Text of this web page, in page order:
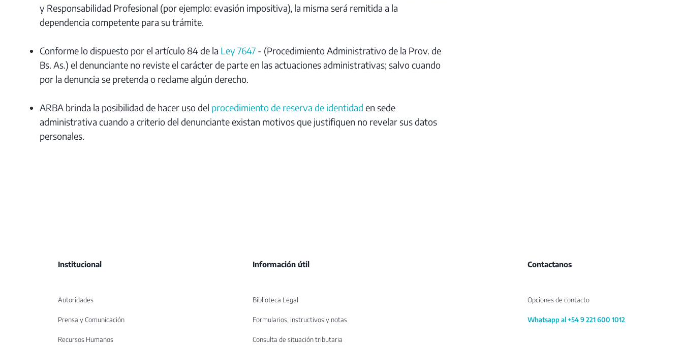
y Responsabilidad Profesional (por ejemplo: evasión impositiva), la misma será remitida a la
dependencia competente para su trámite.
Conforme lo dispuesto por el artículo 84 de la Ley 7647 - (Procedimiento Administrativo de la Prov. de
Bs. As.) el denunciante no reviste el carácter de parte en las actuaciones administrativas; salvo cuando
por la denuncia se pretenda o reclame algún derecho.
ARBA brinda la posibilidad de hacer uso del procedimiento de reserva de identidad en sede
administrativa cuando a criterio del denunciante existan motivos que justifiquen no revelar sus datos
personales.
Institucional
Autoridades
Prensa y Comunicación
Recursos Humanos
Información útil
Biblioteca Legal
Formularios, instructivos y notas
Consulta de situación tributaria
Contactanos
Opciones de contacto
Whatsapp al +54 9 221 600 1012